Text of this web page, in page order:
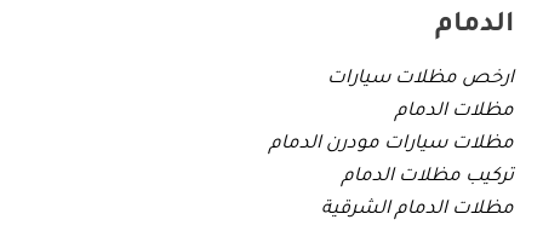
الدمام
ارخص مظلات سيارات
مظلات الدمام
مظلات سيارات مودرن الدمام
تركيب مظلات الدمام
مظلات الدمام الشرقية